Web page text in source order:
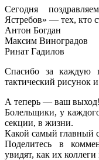
Сегодня
Ястребов» — тех, кто
Антон Богдан
Максим Виноградов
Ринат Гадилов
Спасибо за каждую
тактический рисунок
А теперь — ваш выход!
Болельщики, у
секции, в жизни.
Какой самый главный
Поделитесь в
увидят, как их